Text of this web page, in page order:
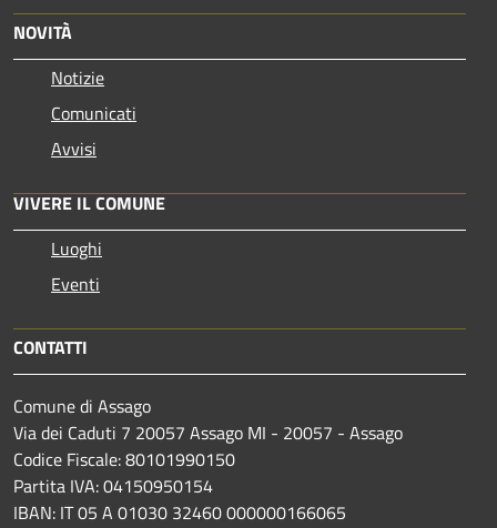
NOVITÀ
Notizie
Comunicati
Avvisi
VIVERE IL COMUNE
Luoghi
Eventi
CONTATTI
Comune di Assago
Via dei Caduti 7 20057 Assago MI - 20057 - Assago
Codice Fiscale: 80101990150
Partita IVA: 04150950154
IBAN: IT 05 A 01030 32460 000000166065